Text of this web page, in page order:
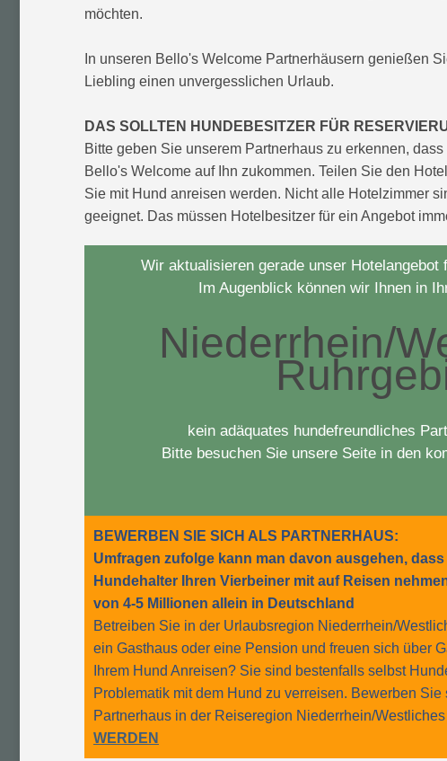
möchten.
In unseren Bello's Welcome Partnerhäusern genießen
Liebling einen unvergesslichen Urlaub.
DAS SOLLTEN HUNDEBESITZER FÜR
Bitte geben Sie unserem Partnerhaus zu erkennen,
Bello's Welcome auf Ihn zukommen. Teilen Sie den
Sie mit Hund anreisen werden. Nicht alle Hotelzimmer
geeignet. Das müssen Hotelbesitzer für ein Angebot
Wir aktualisieren gerade unser Hotelangebot
Im Augenblick können wir Ihnen in
Niederrhein/
kein adäquates hundefreundliches
Bitte besuchen Sie unsere Seite in den
BEWERBEN SIE SICH ALS PARTNERHAUS:
Umfragen zufolge kann man davon ausgehen,
Hundehalter Ihren Vierbeiner mit auf Reisen
von 4-5 Millionen allein in Deutschland
Betreiben Sie in der Urlaubsregion Niederrhein/
ein Gasthaus oder eine Pension und freuen sich über
Ihrem Hund Anreisen? Sie sind bestenfalls selbst
Problematik mit dem Hund zu verreisen. Bewerben
Partnerhaus in der Reiseregion Niederrhein/
WERDEN